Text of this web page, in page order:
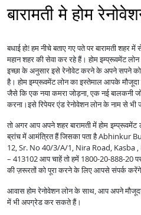
बारामती मे होम
बधाई हो! हम नीचे बताए गए पते पर बारामती
महान शहर की सेवा कर रहे हैं।होम इम्प्रूवमेंट
इच्छा के अनुसार इसे रेनोवेट करने के अपने सपने
है।होम इम्प्रूवमेंट लोन का इस्तेमाल आपके मौजूदा
जैसे कि एक नया कमरा जोड़ना, एक नई बालकनी
करना।इसे रिपेयर एंड रेनोवेशन लोन के नाम से भी
तो अगर आप अपने शहर बारामती मेंहोम इम्प्रूवमेंट
ब्रांच में आमंत्रित हैं जिसका पता है
12, Sr. No 40/3/A/1, Nira Road,
– 413102 आप चाहें तो हमें 1800-20-888-20
की ज़रूरतों को पूरा करने के लिए आपसे संपर्क
आवास होम रेनोवेशन लोन के साथ, आप अपने
में भी अपग्रेड कर सकते हैं।